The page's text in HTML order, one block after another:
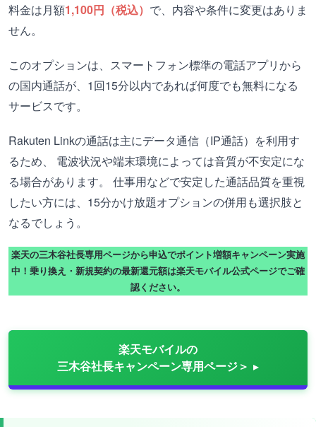
料金は月額1,100円（税込） で、内容や条件に変更はありま
せん。
このオプションは、スマートフォン標準の電話アプリから
の国内通話が、1回15分以内であれば何度でも無料になる
サービスです。
Rakuten Linkの通話は主にデータ通信（IP通話）を利用す
るため、 電波状況や端末環境によっては音質が不安定にな
る場合があります。 仕事用などで安定した通話品質を重視
したい方には、15分かけ放題オプションの併用も選択肢と
なるでしょう。
楽天の三木谷社長専用ページから申込でポイント増額キャンペーン実施
中！乗り換え・新規契約の最新還元額は楽天モバイル公式ページでご確
認ください。
楽天モバイルの
三木谷社長キャンペーン専用ページ＞